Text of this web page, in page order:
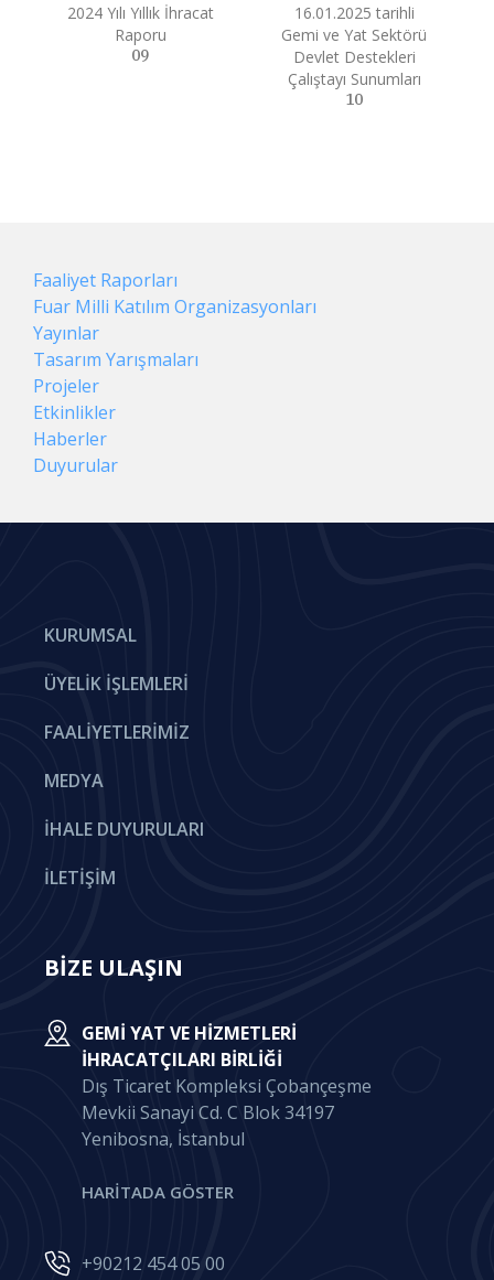
2024 Yılı Yıllık İhracat
Raporu
09
16.01.2025 tarihli
Gemi ve Yat Sektörü
Devlet Destekleri
Çalıştayı Sunumları
10
Faaliyet Raporları
Fuar Milli Katılım Organizasyonları
Yayınlar
Tasarım Yarışmaları
Projeler
Etkinlikler
Haberler
Duyurular
KURUMSAL
ÜYELIK İŞLEMLERI
FAALIYETLERIMIZ
MEDYA
İHALE DUYURULARI
İLETIŞIM
BİZE ULAŞIN
GEMI YAT VE HIZMETLERI
İHRACATÇILARI BIRLIĞI
Dış Ticaret Kompleksi Çobançeşme
Mevkii Sanayi Cd. C Blok 34197
Yenibosna, İstanbul
HARİTADA GÖSTER
+90212 454 05 00